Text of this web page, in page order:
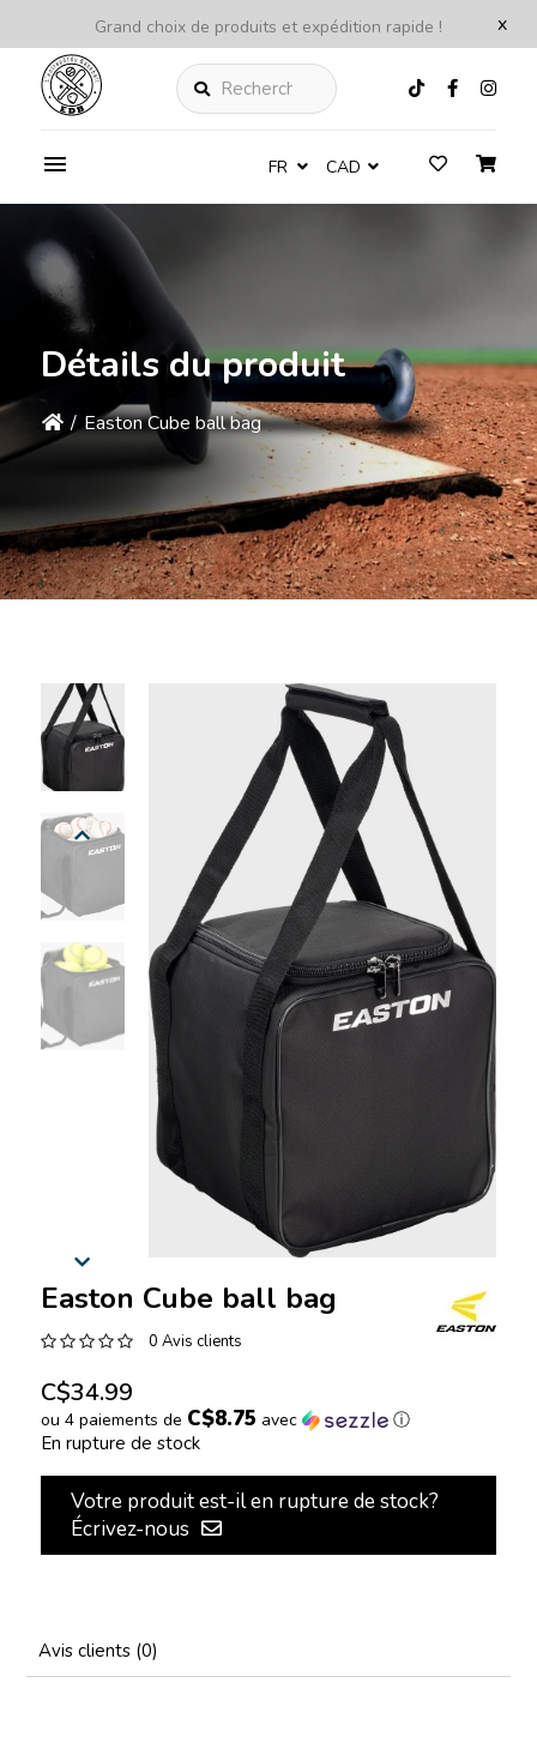
x
Grand choix de produits et expédition rapide !
Rechercher
FR CAD
Détails du produit
/ Easton Cube ball bag
Easton Cube ball bag
0 Avis clients
C$34.99
ou 4 paiements de C$8.75 avec ⓘ
En rupture de stock
Votre produit est-il en rupture de stock?
Écrivez-nous
Avis clients (0)